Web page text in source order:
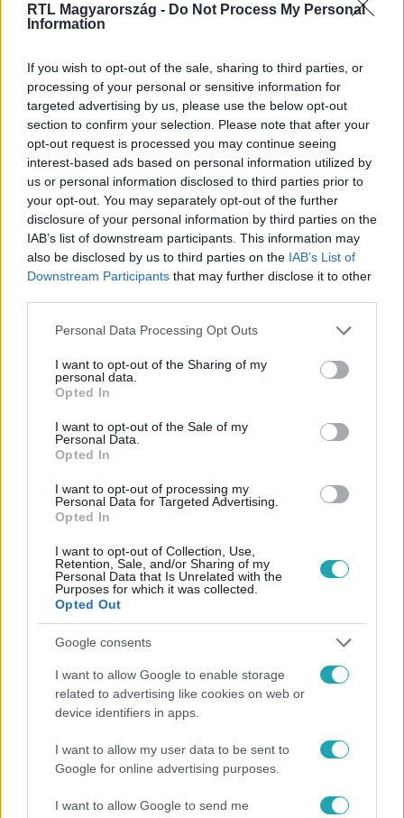
RTL Magyarország - Do Not Process My Personal
Information
If you wish to opt-out of the sale, sharing to third parties, or
processing of your personal or sensitive information for
targeted advertising by us, please use the below opt-out
section to confirm your selection. Please note that after your
opt-out request is processed you may continue seeing
interest-based ads based on personal information utilized by
us or personal information disclosed to third parties prior to
your opt-out. You may separately opt-out of the further
disclosure of your personal information by third parties on the
IAB’s list of downstream participants. This information may
also be disclosed by us to third parties on the IAB’s List of
Downstream Participants that may further disclose it to other
Please note that this website/app uses one or more Google
not limited to your visit or usage behaviour. You may click to
grant or deny consent to Google and its third-party tags to
use your data for below specified purposes in below Google
consent section.
Personal Data Processing Opt Outs
I want to opt-out of the Sharing of my
personal data.
Opted In
I want to opt-out of the Sale of my
Personal Data.
Opted In
I want to opt-out of processing my
Personal Data for Targeted Advertising.
Opted In
I want to opt-out of Collection, Use,
Retention, Sale, and/or Sharing of my
Personal Data that Is Unrelated with the
Purposes for which it was collected.
Opted Out
Google consents
I want to allow Google to enable storage
related to advertising like cookies on web or
device identifiers in apps.
I want to allow my user data to be sent to
Google for online advertising purposes.
I want to allow Google to send me
Itt állítsd be, hogy az RTL.hu az elsők között
Kövess minket, és értesülj a friss hírekről a
Facebookon is!
VV ANIKÓ #FOGYÁS #RTL
Népszerű